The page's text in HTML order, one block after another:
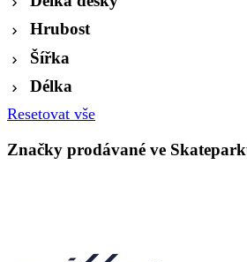
Hrubost
Šířka
Délka
Resetovat vše
Značky prodávané ve